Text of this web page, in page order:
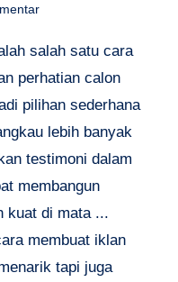
salah satu cara
perhatian calon
pilihan sederhana
lebih banyak
testimoni dalam
membangun
kuat di mata ...
membuat iklan
tapi juga